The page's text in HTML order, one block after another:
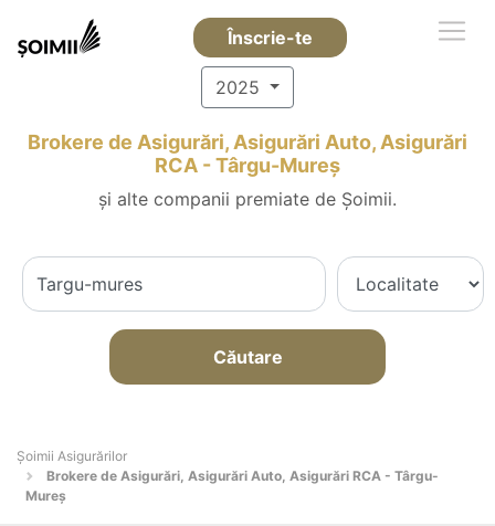
Înscrie-te
2025
Brokere de Asigurări, Asigurări Auto, Asigurări
RCA - Târgu-Mureş
și alte companii premiate de Șoimii.
Căutare
Șoimii Asigurărilor
Brokere de Asigurări, Asigurări Auto, Asigurări RCA - Târgu-
Mureş